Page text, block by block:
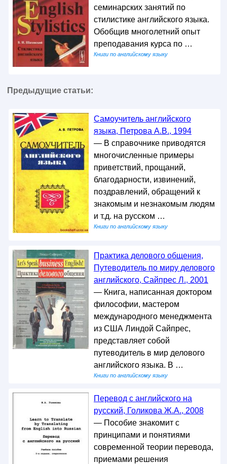
семинарских занятий по
стилистике английского языка.
Обобщив многолетний опыт
преподавания курса по …
Книги по английскому языку
Предыдущие статьи:
Самоучитель английского
языка, Петрова А.В., 1994
— В справочнике приводятся
многочисленные примеры
приветствий, прощаний,
благодарности, извинений,
поздравлений, обращений к
знакомым и незнакомым людям
и т.д. на русском …
Книги по английскому языку
Практика делового общения,
Путеводитель по миру делового
английского, Сайпрес Л., 2001
— Книга, написанная доктором
философии, мастером
международного менеджмента
из США Линдой Сайпрес,
представляет собой
путеводитель в мир делового
английского языка. В …
Книги по английскому языку
Перевод с английского на
русский, Голикова Ж.А., 2008
— Пособие знакомит с
принципами и понятиями
современной теории перевода,
приемами решения